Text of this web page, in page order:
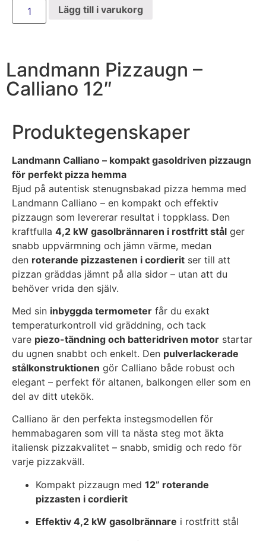
Lägg till i varukorg
Landmann Pizzaugn –
Calliano 12″
Produktegenskaper
Landmann Calliano – kompakt gasoldriven pizzaugn
för perfekt pizza hemma
Bjud på autentisk stenugnsbakad pizza hemma med
Landmann Calliano – en kompakt och effektiv
pizzaugn som levererar resultat i toppklass. Den
kraftfulla 4,2 kW gasolbrännaren i rostfritt stål ger
snabb uppvärmning och jämn värme, medan
den roterande pizzastenen i cordierit ser till att
pizzan gräddas jämnt på alla sidor – utan att du
behöver vrida den själv.
Med sin inbyggda termometer får du exakt
temperaturkontroll vid gräddning, och tack
vare piezo-tändning och batteridriven motor startar
du ugnen snabbt och enkelt. Den pulverlackerade
stålkonstruktionen gör Calliano både robust och
elegant – perfekt för altanen, balkongen eller som en
del av ditt utekök.
Calliano är den perfekta instegsmodellen för
hemmabagaren som vill ta nästa steg mot äkta
italiensk pizzakvalitet – snabb, smidig och redo för
varje pizzakväll.
Kompakt pizzaugn med 12” roterande
pizzasten i cordierit
Effektiv 4,2 kW gasolbrännare i rostfritt stål